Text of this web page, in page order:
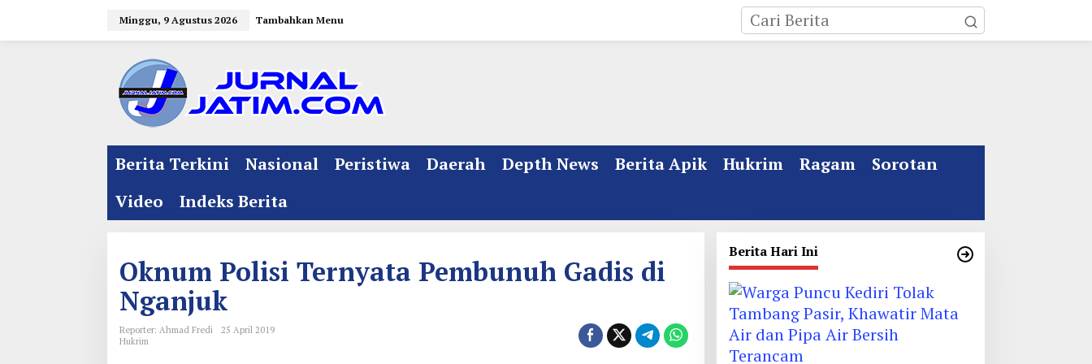
Minggu, 9 Agustus 2026 Tambahkan Menu
Berita Terkini Nasional Peristiwa Daerah Depth News Berita Apik Hukrim Ragam
Sorotan
Video
Indeks Berita
Oknum Polisi Ternyata Pembunuh Gadis di
Nganjuk
Reporter: Ahmad Fredi
25 April 2019
Hukrim
Berita Hari Ini